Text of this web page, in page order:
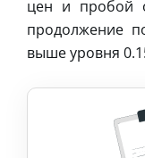
цен и пробой
продолжение
выше уровня